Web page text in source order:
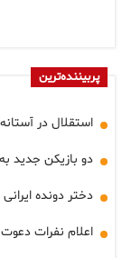
پربیننده‌ترین
استقلال در آستانه
دو بازیکن جدید
دختر دونده
اعلام نفرات